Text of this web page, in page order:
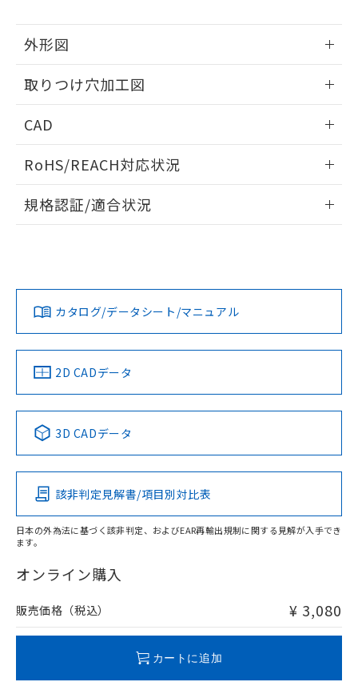
外形図
取りつけ穴加工図
CAD
ドすることができます。
ログイン/会員登録
ダウンロードデータをご利用いただく前に、以下を必ずお読
みください。
ソフトウェアの使用条件
RoHS/REACH対応状況
EU RoHS 注意事項・凡例
対応済み
中国 RoHS 注意事項・凡例
Pb Hg Cd Cr(VI)
O
在庫等で未対応品が混在する可能性があります。
問い合わせください。
規格認証/適合状況
カタログ/データシート/マニュアル
2D CADデータ
3D CADデータ
該非判定見解書/項目別対比表
日本の外為法に基づく該非判定、およびEAR再輸出規制に関する見解が入手でき
ます。
オンライン購入
販売価格（税込） ¥ 3,080
カートに追加
物質の対応では、対応完了までの期間は出
荷製品に未対応品が混在することから備考
既に当社にて対応品への在庫切替を完了
していることから、特段のことがない限
り、2022年1月12日より割愛しておりま